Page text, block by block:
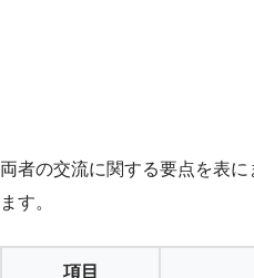
両者の交流に関する要点を表
ます。
項目